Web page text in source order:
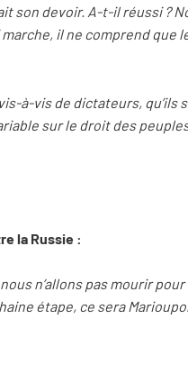
son devoir. A-t-il réussi ?
il ne comprend que
à-vis de dictateurs, qu’ils
sur le droit des
la Russie :
n’allons pas mourir
étape, ce sera